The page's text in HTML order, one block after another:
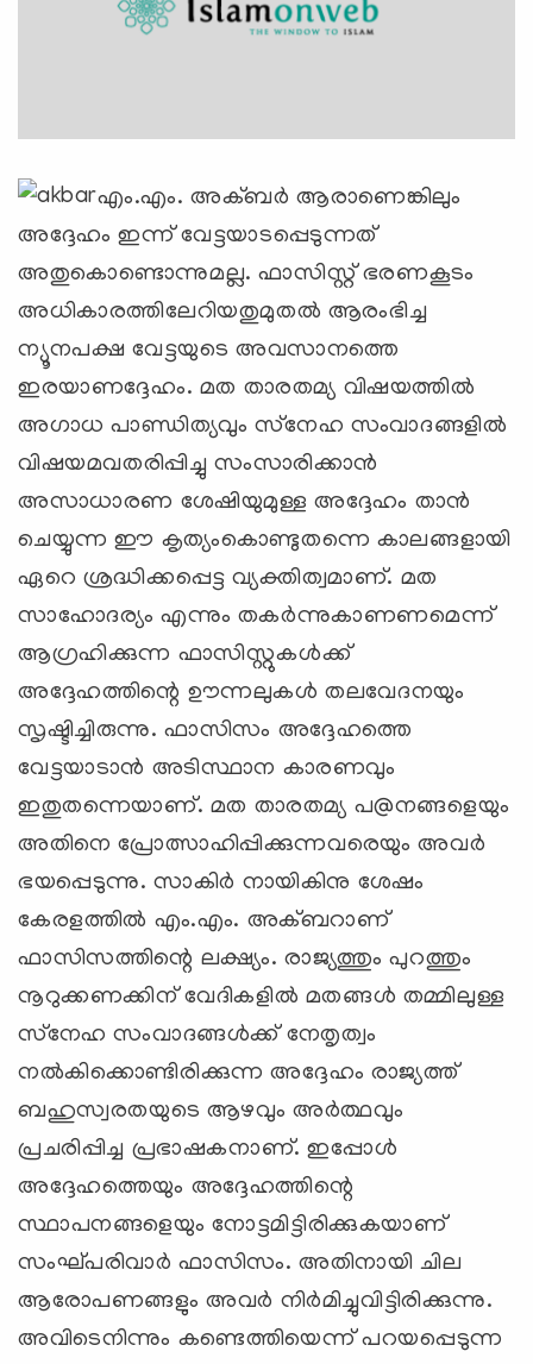
എം.എം. അക്ബര്‍ ആരാണെങ്കിലും
അദ്ദേഹം ഇന്ന് വേട്ടയാടപ്പെടുന്നത്
അതുകൊണ്ടൊന്നുമല്ല. ഫാസിസ്റ്റ് ഭരണകൂടം
അധികാരത്തിലേറിയതുമുതല്‍ ആരംഭിച്ച
ന്യൂനപക്ഷ വേട്ടയുടെ അവസാനത്തെ
ഇരയാണദ്ദേഹം. മത താരതമ്യ വിഷയത്തില്‍
അഗാധ പാണ്ഡിത്യവും സ്‌നേഹ സംവാദങ്ങളില്‍
വിഷയമവതരിപ്പിച്ചു സംസാരിക്കാന്‍
അസാധാരണ ശേഷിയുമുള്ള അദ്ദേഹം താന്‍
ചെയ്യുന്ന ഈ കൃത്യംകൊണ്ടുതന്നെ കാലങ്ങളായി
ഏറെ ശ്രദ്ധിക്കപ്പെട്ട വ്യക്തിത്വമാണ്. മത
സാഹോദര്യം എന്നും തകര്‍ന്നുകാണണമെന്ന്
ആഗ്രഹിക്കുന്ന ഫാസിസ്റ്റുകള്‍ക്ക്
അദ്ദേഹത്തിന്റെ ഊന്നലുകള്‍ തലവേദനയും
സൃഷ്ടിച്ചിരുന്നു. ഫാസിസം അദ്ദേഹത്തെ
വേട്ടയാടാന്‍ അടിസ്ഥാന കാരണവും
ഇതുതന്നെയാണ്. മത താരതമ്യ പ@നങ്ങളെയും
അതിനെ പ്രോത്സാഹിപ്പിക്കുന്നവരെയും അവര്‍
ഭയപ്പെടുന്നു. സാകിര്‍ നായികിനു ശേഷം
കേരളത്തില്‍ എം.എം. അക്ബറാണ്
ഫാസിസത്തിന്റെ ലക്ഷ്യം. രാജ്യത്തും പുറത്തും
നൂറുക്കണക്കിന് വേദികളില്‍ മതങ്ങള്‍ തമ്മിലുള്ള
സ്‌നേഹ സംവാദങ്ങള്‍ക്ക് നേതൃത്വം
നല്‍കിക്കൊണ്ടിരിക്കുന്ന അദ്ദേഹം രാജ്യത്ത്
ബഹുസ്വരതയുടെ ആഴവും അര്‍ത്ഥവും
പ്രചരിപ്പിച്ച പ്രഭാഷകനാണ്. ഇപ്പോള്‍
അദ്ദേഹത്തെയും അദ്ദേഹത്തിന്റെ
സ്ഥാപനങ്ങളെയും നോട്ടമിട്ടിരിക്കുകയാണ്
സംഘ്പരിവാര്‍ ഫാസിസം. അതിനായി ചില
ആരോപണങ്ങളും അവര്‍ നിര്‍മിച്ചുവിട്ടിരിക്കുന്നു.
അവിടെനിന്നും കണ്ടെത്തിയെന്ന് പറയപ്പെടുന്ന